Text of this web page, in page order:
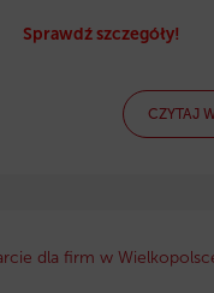
Sprawdź szczegóły!
CZYTAJ
dla firm w